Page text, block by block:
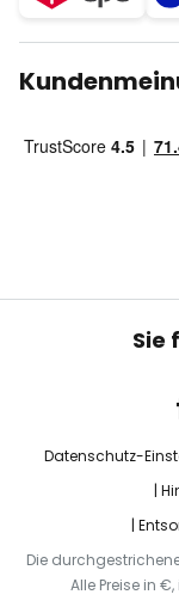
Sie
Datenschutz-
Die
Alle Preise in